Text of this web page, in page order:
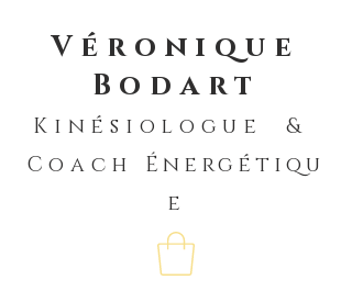
Véronique
Bodart
Kinésiologue &
Coach Énergétiqu
e